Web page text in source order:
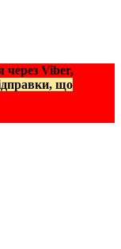
через Viber,
що